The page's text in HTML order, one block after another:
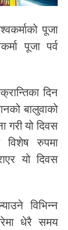
पूजा
पूजा पर्व
दिन
बालुवाको
गरी यो दिवस
विशेष रुपमा
यो दिवस
विभिन्न
धेरै समय